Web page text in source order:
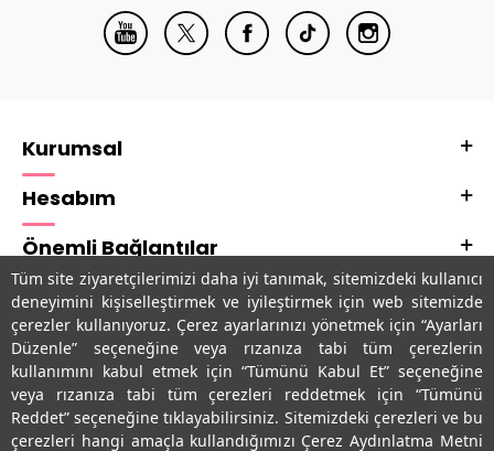
Tüm site ziyaretçilerimizi daha iyi tanımak, sitemizdeki kullanıcı
deneyimini kişiselleştirmek ve iyileştirmek için web sitemizde
çerezler kullanıyoruz. Çerez ayarlarınızı yönetmek için “Ayarları
Düzenle” seçeneğine veya rızanıza tabi tüm çerezlerin
kullanımını kabul etmek için “Tümünü Kabul Et” seçeneğine
veya rızanıza tabi tüm çerezleri reddetmek için “Tümünü
Reddet” seçeneğine tıklayabilirsiniz. Sitemizdeki çerezleri ve bu
çerezleri hangi amaçla kullandığımızı Çerez Aydınlatma Metni
Kurumsal
Hesabım
Önemli Bağlantılar
Adres & İletişim
Uygulamalarımız